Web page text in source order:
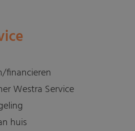
financieren
Westra Service
huis